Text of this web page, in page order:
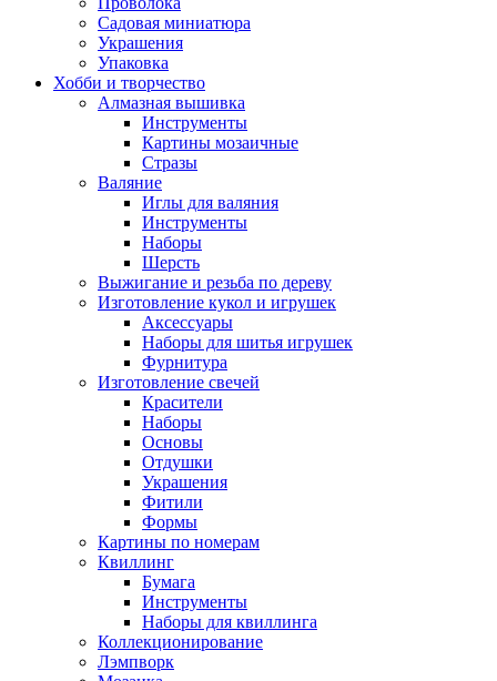
Садовая миниатюра
Украшения
Упаковка
Хобби и творчество
Алмазная вышивка
Инструменты
Картины мозаичные
Стразы
Валяние
Иглы для валяния
Инструменты
Наборы
Шерсть
Выжигание и резьба по дереву
Изготовление кукол и игрушек
Аксессуары
Наборы для шитья игрушек
Фурнитура
Изготовление свечей
Красители
Наборы
Основы
Отдушки
Украшения
Фитили
Формы
Картины по номерам
Квиллинг
Бумага
Инструменты
Наборы для квиллинга
Коллекционирование
Лэмпворк